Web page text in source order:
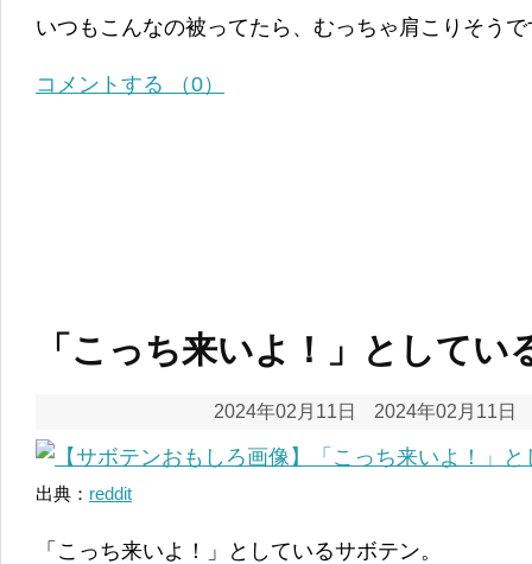
いつもこんなの被ってたら、むっちゃ肩こりそうで
コメントする （0）
「こっち来いよ！」としてい
2024年02月11日 2024年02月11日
出典： reddit
「こっち来いよ！」としているサボテン。